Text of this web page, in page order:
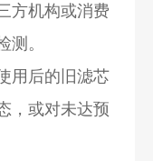
方机构或消费
测。
用后的旧滤芯
，或对未达预